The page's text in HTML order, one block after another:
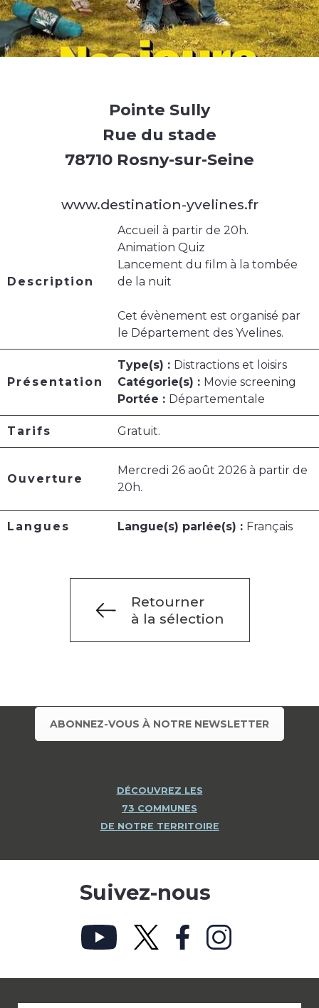
Pointe Sully
Rue du stade
78710 Rosny-sur-Seine
www.destination-yvelines.fr
Description
Accueil à partir de 20h.
Animation Quiz
Lancement du film à la tombée
de la nuit
Cet évènement est organisé par
le Département des Yvelines.
Présentation
Type(s) : Distractions et loisirs
Catégorie(s) : Movie screening
Portée : Départementale
Tarifs Gratuit.
Ouverture
Mercredi 26 août 2026 à partir de
20h.
Langues Langue(s) parlée(s) : Français
Retourner
à la sélection
ABONNEZ-VOUS À NOTRE NEWSLETTER
DÉCOUVREZ LES
73 COMMUNES
DE NOTRE TERRITOIRE
Suivez-nous